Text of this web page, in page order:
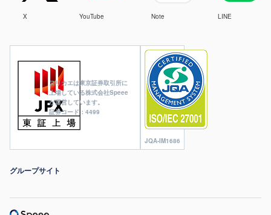
ヌリカエは東京証券取引所に
上場している株式会社Speee
が運営しています。
証券コード：4499
JQA-IM1686
X YouTube Note LINE
グループサイト